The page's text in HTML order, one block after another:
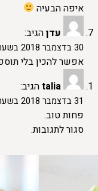
איפה הבעיה
עדןהגיב:
30 בדצמבר 2018 בשעה 21:26
אפשר להכין בלי
taliaהגיב:
31 בדצמבר 2018 בשעה 08:42
פחות טוב.
סגור לתגובות.